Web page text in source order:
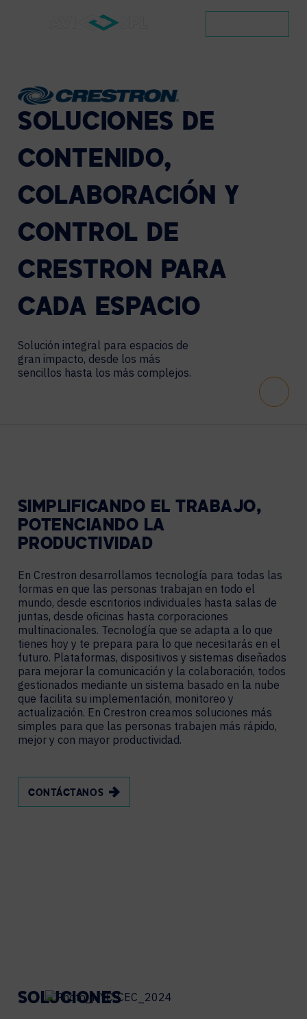
SOLUCIONES DE
CONTENIDO,
COLABORACIÓN Y
CONTROL DE
CRESTRON PARA
CADA ESPACIO
Solución integral para espacios de
gran impacto, desde los más
sencillos hasta los más complejos.
SIMPLIFICANDO EL TRABAJO,
POTENCIANDO LA
PRODUCTIVIDAD
En Crestron desarrollamos tecnología para todas las
formas en que las personas trabajan en todo el
mundo, desde escritorios individuales hasta salas de
juntas, desde oficinas hasta corporaciones
multinacionales. Tecnología que se adapta a lo que
tienes hoy y te prepara para lo que necesitarás en el
futuro. Plataformas, dispositivos y sistemas diseñados
para mejorar la comunicación y la colaboración, todos
gestionados mediante un sistema basado en la nube
que facilita su implementación, monitoreo y
actualización. En Crestron creamos soluciones más
simples para que las personas trabajen más rápido,
mejor y con mayor productividad.
CONTÁCTANOS
SOLUCIONES